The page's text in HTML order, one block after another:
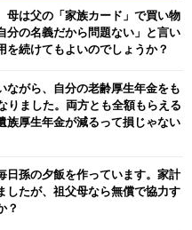
母は父の「家族カード」で買い物
分の名義だから問題ない」と言い
を続けてもよいのでしょうか？
ながら、自分の老齢厚生年金をも
りました。両方とも全額もらえる
族厚生年金が減るって損じゃない
日孫の夕飯を作っています。家計
したが、祖父母なら無償で協力す
？